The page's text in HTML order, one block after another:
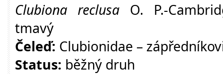
Clubiona reclusaO. P.-
tmavý
Čeleď: Clubionidae –
Status: běžný druh